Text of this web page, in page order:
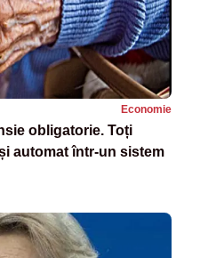
Economie
obligatorie. Toți
automat într-un sistem